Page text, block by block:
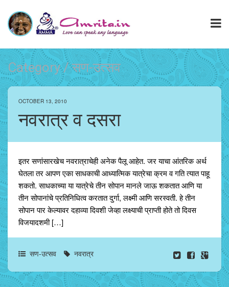
Category / सण-उत्सव
OCTOBER 13, 2010
नवरात्र व दसरा
इतर सणांसारखेच नवरात्राचेही अनेक पैलू आहेत. जर याचा आंतरिक अर्थ
घेतला तर आपण एका साधकाची आध्यात्मिक यात्रेचा क्रम व गति त्यात पाहू
शकतो. साधकाच्या या यात्रेचे तीन सोपान मानले जाऊ शकतात आणि या
तीन सोपानांचे प्रतिनिधित्व करतात दुर्गा, लक्ष्मी आणि सरस्वती. हे तीन
सोपान पार केल्यावर दहाव्या दिवशी जेव्हा लक्ष्याची प्राप्ती होते तो दिवस
विजयादशमी […]
सण-उत्सव नवरात्र